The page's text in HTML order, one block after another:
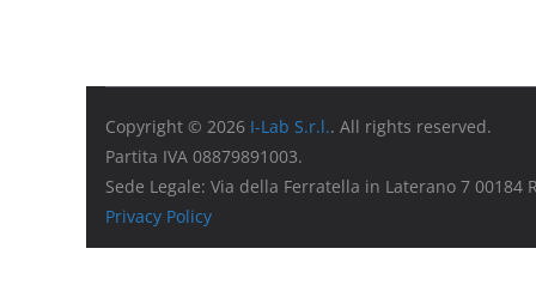
Copyright © 2026 I-Lab S.r.l.. All rights reserved.
Partita IVA 08879891003.
Sede Legale: Via della Ferratella in Laterano 7 00184
Privacy Policy